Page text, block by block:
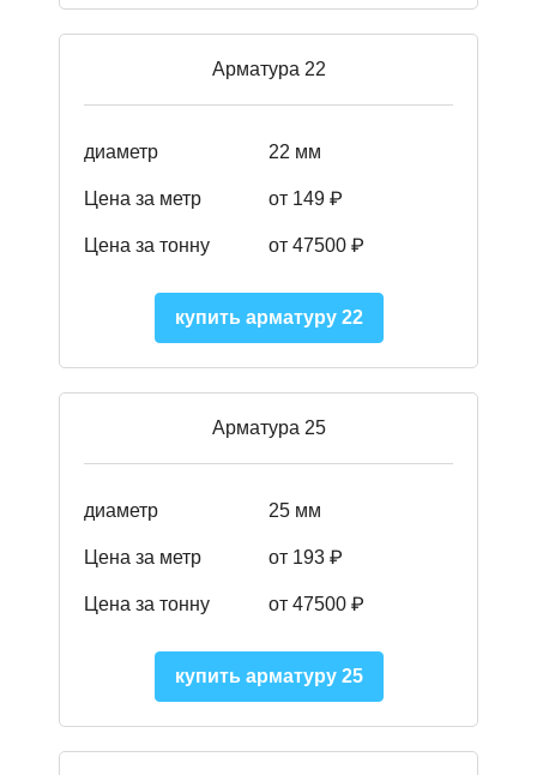
Арматура 22
диаметр 22 мм
Цена за метр от 149 ₽
Цена за тонну от 47500 ₽
купить арматуру 22
Арматура 25
диаметр 25 мм
Цена за метр от 193 ₽
Цена за тонну от 47500 ₽
купить арматуру 25